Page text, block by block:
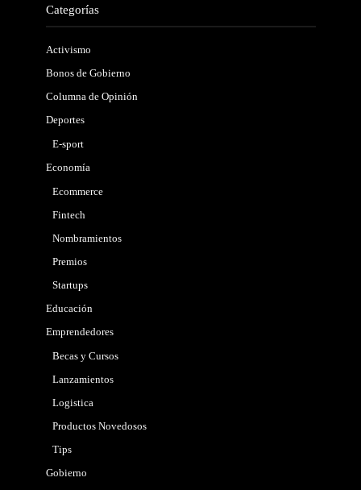
Categorías
Activismo
Bonos de Gobierno
Columna de Opinión
Deportes
E-sport
Economía
Ecommerce
Fintech
Nombramientos
Premios
Startups
Educación
Emprendedores
Becas y Cursos
Lanzamientos
Logistica
Productos Novedosos
Tips
Gobierno